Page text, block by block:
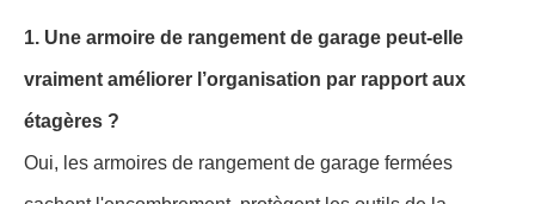
1. Une armoire de rangement de garage peut-elle
vraiment améliorer l’organisation par rapport aux
étagères ?
Oui, les armoires de rangement de garage fermées